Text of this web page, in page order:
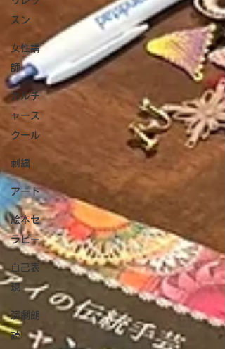
スン
女性講
師
カルチ
ャース
クール
刺繍
アート
絵本セ
ラピー
自己表
現
演劇朗
読